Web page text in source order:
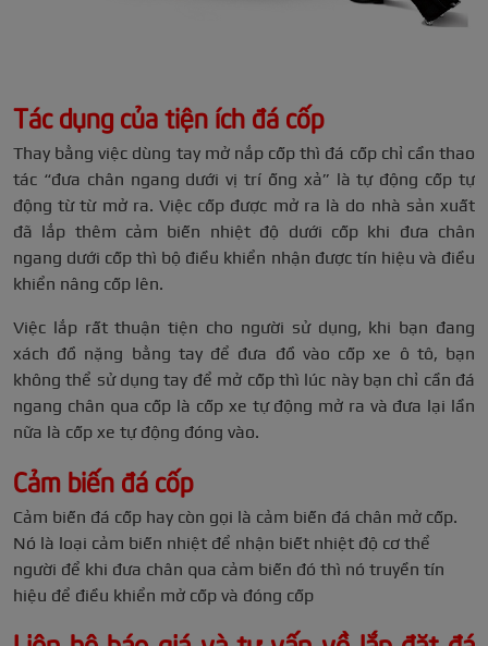
Tác dụng của tiện ích đá cốp
Thay bằng việc dùng tay mở nắp cốp thì đá cốp chỉ cần thao
tác “đưa chân ngang dưới vị trí ống xả” là tự động cốp tự
động từ từ mở ra. Việc cốp được mở ra là do nhà sản xuất
đã lắp thêm cảm biến nhiệt độ dưới cốp khi đưa chân
ngang dưới cốp thì bộ điều khiển nhận được tín hiệu và điều
khiển nâng cốp lên.
Việc lắp rất thuận tiện cho người sử dụng, khi bạn đang
xách đồ nặng bằng tay để đưa đồ vào cốp xe ô tô, bạn
không thể sử dụng tay để mở cốp thì lúc này bạn chỉ cần đá
ngang chân qua cốp là cốp xe tự động mở ra và đưa lại lần
nữa là cốp xe tự động đóng vào.
Cảm biến đá cốp
Cảm biến đá cốp hay còn gọi là cảm biến đá chân mở cốp.
Nó là loại cảm biến nhiệt để nhận biết nhiệt độ cơ thể
người để khi đưa chân qua cảm biến đó thì nó truyền tín
hiệu để điều khiển mở cốp và đóng cốp